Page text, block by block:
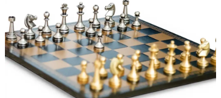
ŠACHOVÉ KNIHY
ŠACHOVÝ ANTIKVARIÁT
ONLINE ŠACHY
ŠACHOVÝ MERCH